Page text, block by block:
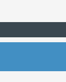
КОМПОНЕНТЫ